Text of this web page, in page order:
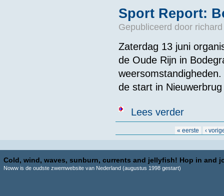
Sport Report:
Gepubliceerd door
Zaterdag 13 juni
de Oude Rijn in
de start in
Lees verderover Sport
« eerste ‹
Cold, wind, waves, sunburn, currents and jellyfish! Hop in and
Noww is de oudste zwemwebsite van Nederland (augustus 1998 gestart)